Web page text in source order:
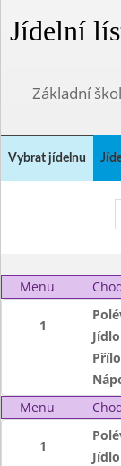
Jídelní
Základní
Vybrat jídelnu
Menu
1
Jídlo
Menu
1
Jídlo